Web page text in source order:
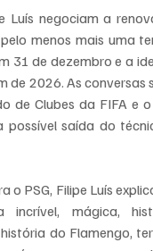
Luís negociam a
menos mais uma
31 de dezembro e a
de 2026. As conversas
de Clubes da FIFA e
possível saída do
o PSG, Filipe Luís
incrível, mágica,
do Flamengo,